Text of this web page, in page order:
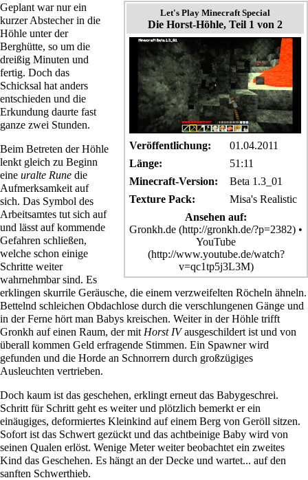
Let's Play Minecraft Special
Die Horst-Höhle, Teil 1 von 2
Veröffentlichung:
01.04.2011
Länge:
51:11
Minecraft-Version:
Beta 1.3_01
Texture Pack:
Misa's Realistic
Ansehen auf:
Gronkh.de
•
YouTube
Geplant war nur ein
kurzer Abstecher in die
Höhle unter der
Berghütte, so um die
dreißig Minuten und
fertig. Doch das
Schicksal hat anders
entschieden und die
Erkundung daurte fast
ganze zwei Stunden.
Beim Betreten der Höhle
lenkt gleich zu Beginn
eine uralte Rune die
Aufmerksamkeit auf
sich. Das Symbol des
Arbeitsamtes tut sich auf
und lässt auf kommende
Gefahren schließen,
welche schon einige
Schritte weiter
wahrnehmbar sind. Es
erklingen skurrile Geräusche, die einem verzweifelten Röcheln ähneln.
Bettelnd schleichen Obdachlose durch die verschlungenen Gänge und
in der Ferne hört man Babys kreischen. Weiter in der Höhle trifft
Gronkh auf einen Raum, der mit Horst IVausgeschildert ist und von
überall kommen Geld erfragende Stimmen. Ein Spawner wird
gefunden und die Horde an Schnorrern durch großzügiges
Ausleuchten vertrieben.
Doch kaum ist das geschehen, erklingt erneut das Babygeschrei.
Schritt für Schritt geht es weiter und plötzlich bemerkt er ein
einäugiges, deformiertes Kleinkind auf einem Berg von Geröll sitzen.
Sofort ist das Schwert gezückt und das achtbeinige Baby wird von
seinen Qualen erlöst. Wenige Meter weiter beobachtet ein zweites
Kind das Geschehen. Es hängt an der Decke und wartet... auf den
sanften Schwerthieb.